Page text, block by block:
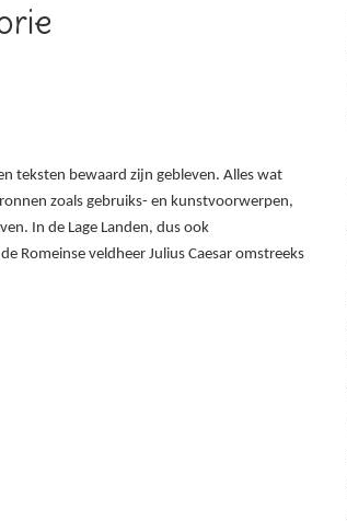
teksten bewaard zijn gebleven. Alles wat
zoals gebruiks- en kunstvoorwerpen,
In de Lage Landen, dus ook
Romeinse veldheer Julius Caesar omstreeks